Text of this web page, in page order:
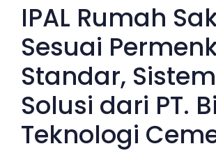
IPAL Rumah
Sesuai
Standar,
Solusi dari PT.
Teknologi